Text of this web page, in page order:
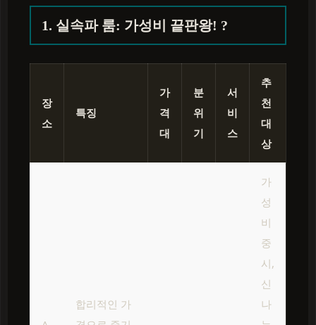
1. 실속파 룸: 가성비 끝판왕! ?
장
소
특징
가
격
대
분
위
기
서
비
스
추
천
대
상
합리적인 가
가
성
비
중
시,
신
나